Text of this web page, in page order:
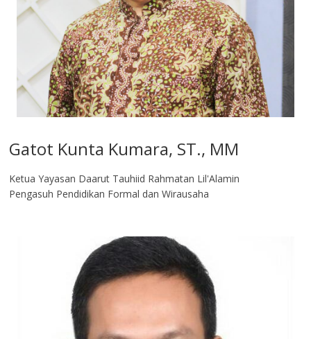
Gatot Kunta Kumara, ST., MM
Ketua Yayasan Daarut Tauhiid Rahmatan Lil'Alamin
Pengasuh Pendidikan Formal dan Wirausaha